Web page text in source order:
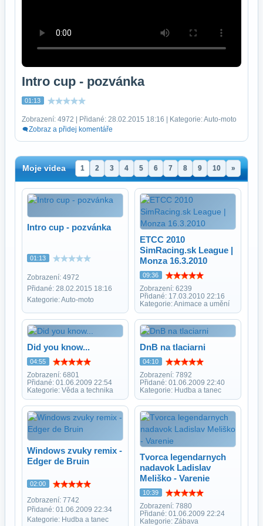
Intro cup - pozvánka
01:13
Zobrazení: 4972 | Přidané: 28.02.2015 18:16 | Kategorie: Auto-moto
Zobraz a přidej komentáře
Moje videa 1 2 3 4 5 6 7 8 9 10 »
Intro cup - pozvánka
01:13
Zobrazení: 4972
Přidané: 28.02.2015 18:16
Kategorie: Auto-moto
ETCC 2010
SimRacing.sk League |
Monza 16.3.2010
09:36
Zobrazení: 6239
Přidané: 17.03.2010 22:16
Kategorie: Animace a umění
Did you know...
04:55
Zobrazení: 6801
Přidané: 01.06.2009 22:54
Kategorie: Věda a technika
DnB na tlaciarni
04:10
Zobrazení: 7892
Přidané: 01.06.2009 22:40
Kategorie: Hudba a tanec
Windows zvuky remix -
Edger de Bruin
02:00
Zobrazení: 7742
Přidané: 01.06.2009 22:34
Kategorie: Hudba a tanec
Tvorca legendarnych
nadavok Ladislav
Meliško - Varenie
10:39
Zobrazení: 7880
Přidané: 01.06.2009 22:24
Kategorie: Zábava